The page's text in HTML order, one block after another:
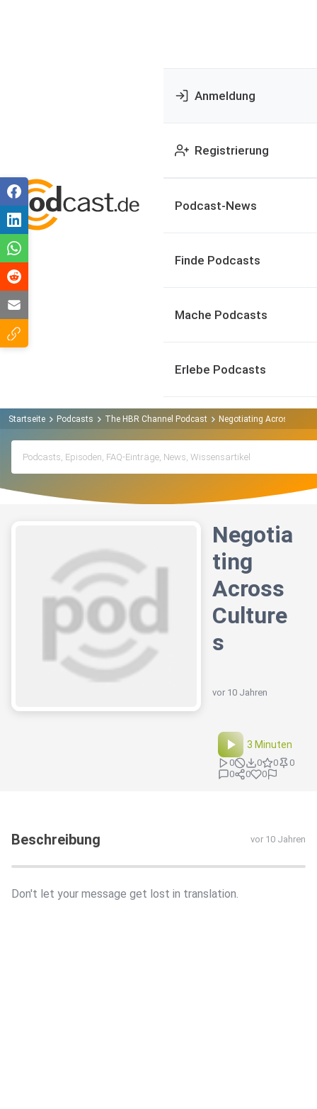
Anmeldung
Registrierung
Podcast-News
Finde Podcasts
Mache Podcasts
Erlebe Podcasts
Startseite Podcasts The HBR Channel Podcast Negotiating Across
Negotia
ting
Across
Culture
s
vor 10 Jahren
3 Minuten
0 0 0
0
0
0 0
Beschreibung vor 10 Jahren
Don't let your message get lost in translation.